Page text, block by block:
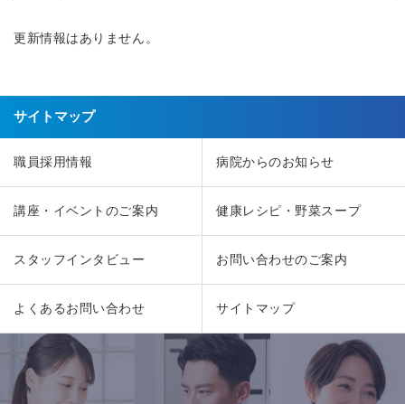
更新情報はありません。
サイトマップ
職員採用情報 病院からのお知らせ
講座・イベントのご案内 健康レシピ・野菜スープ
スタッフインタビュー お問い合わせのご案内
よくあるお問い合わせ サイトマップ